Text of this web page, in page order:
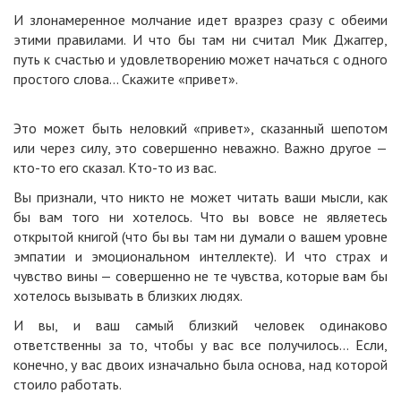
И злонамеренное молчание идет вразрез сразу с обеими
этими правилами. И что бы там ни считал Мик Джаггер,
путь к счастью и удовлетворению может начаться с одного
простого слова… Скажите «привет».
Это может быть неловкий «привет», сказанный шепотом
или через силу, это совершенно неважно. Важно другое —
кто-то его сказал. Кто-то из вас.
Вы признали, что никто не может читать ваши мысли, как
бы вам того ни хотелось. Что вы вовсе не являетесь
открытой книгой (что бы вы там ни думали о вашем уровне
эмпатии и эмоциональном интеллекте). И что страх и
чувство вины — совершенно не те чувства, которые вам бы
хотелось вызывать в близких людях.
И вы, и ваш самый близкий человек одинаково
ответственны за то, чтобы у вас все получилось… Если,
конечно, у вас двоих изначально была основа, над которой
стоило работать.